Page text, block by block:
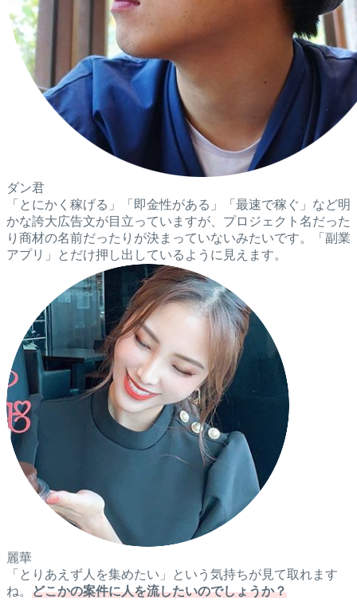
ダン君
「とにかく稼げる」「即金性がある」「最速で稼ぐ」など明
かな誇大広告文が目立っていますが、プロジェクト名だった
り商材の名前だったりが決まっていないみたいです。「副業
アプリ」とだけ押し出しているように見えます。
麗華
「とりあえず人を集めたい」という気持ちが見て取れます
ね。 どこかの案件に人を流したいのでしょうか？